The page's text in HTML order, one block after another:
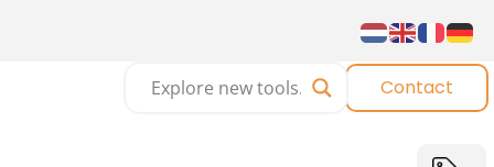
Contact